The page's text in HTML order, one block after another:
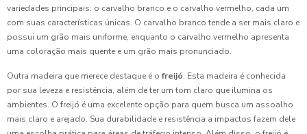
variedades principais: o carvalho branco e o carvalho vermelho, cada um
com suas características únicas. O carvalho branco tende a ser mais claro e
possui um grão mais uniforme, enquanto o carvalho vermelho apresenta
uma coloração mais quente e um grão mais pronunciado.
Outra madeira que merece destaque é o freijó. Esta madeira é conhecida
por sua leveza e resistência, além de ter um tom claro que ilumina os
ambientes. O freijó é uma excelente opção para quem busca um assoalho
mais claro e arejado. Sua durabilidade e resistência a impactos fazem dele